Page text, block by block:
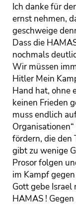
Ich danke für
ernst nehmen,
geschweige
Dass die
nochmals
Wir müssen
Hitler Mein
Hand hat, ohne
keinen Frieden
muss endlich
fördern, die den
gibt zu wenige
Prosor folgen
im Kampf
Gott gebe Israel
HAMAS !